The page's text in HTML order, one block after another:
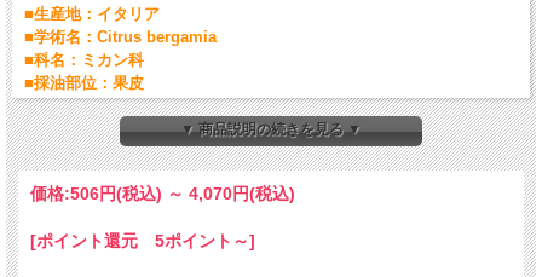
■生産地：イタリア
■学術名：Citrus bergamia
■科名：ミカン科
■採油部位：果皮
■抽出法：圧搾
■ノート：トップ
イタリア シチリア島 より直送のオイル
柑橘系の香。殺菌消毒効果があると言われている。 他のオイルとのブレンド向き
▼ 商品説明の続きを見る ▼
価格:506円(税込) ～ 4,070円(税込)
[ポイント還元 5ポイント～]